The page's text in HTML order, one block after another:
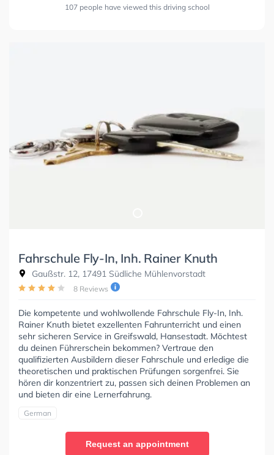
107 people have viewed this driving school
Fahrschule Fly-In, Inh. Rainer Knuth
Gaußstr. 12, 17491 Südliche Mühlenvorstadt
8 Reviews
Die kompetente und wohlwollende Fahrschule Fly-In, Inh.
Rainer Knuth bietet exzellenten Fahrunterricht und einen
sehr sicheren Service in Greifswald, Hansestadt. Möchtest
du deinen Führerschein bekommen? Vertraue den
qualifizierten Ausbildern dieser Fahrschule und erledige die
theoretischen und praktischen Prüfungen sorgenfrei. Sie
hören dir konzentriert zu, passen sich deinen Problemen an
und bieten dir eine Lernerfahrung.
German
Request an appointment